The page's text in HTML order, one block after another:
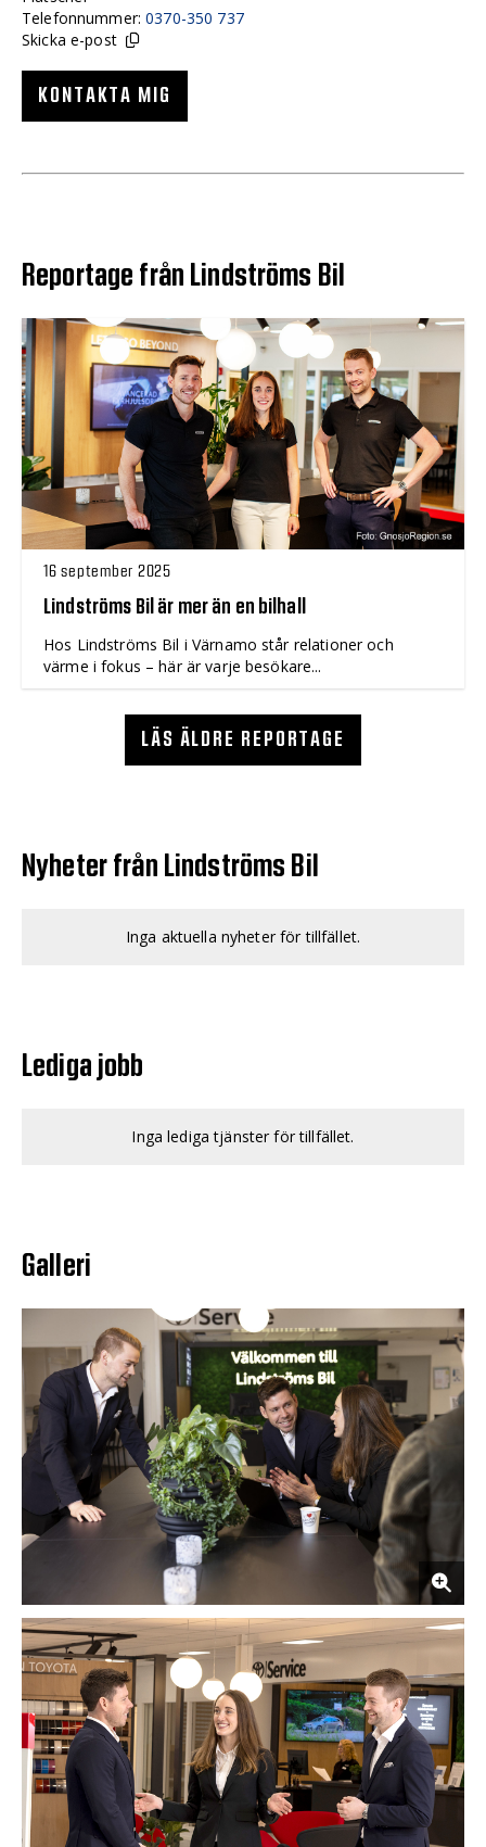
Telefonnummer:0370-350 737
Skicka e-post
KONTAKTA MIG
Reportage från Lindströms Bil
16 september 2025
Lindströms Bil är mer än en bilhall
Hos Lindströms Bil i Värnamo står relationer och
värme i fokus – här är varje besökare...
LÄS ÄLDRE REPORTAGE
Nyheter från Lindströms Bil
Inga aktuella nyheter för tillfället.
Lediga jobb
Inga lediga tjänster för tillfället.
Galleri